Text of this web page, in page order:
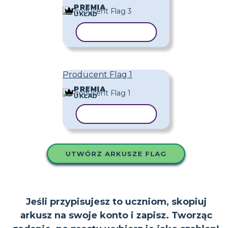
PREMIA
UKŁAD
Producent Flag 1
PREMIA
UKŁAD
UTWÓRZ ARKUSZE FLAG
Jeśli przypisujesz to uczniom, skopiuj
arkusz na swoje konto i zapisz. Tworząc